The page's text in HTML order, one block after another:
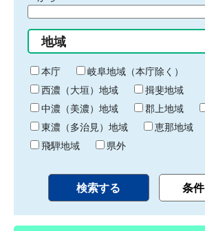
始
り
間
終
わ
り
地域
本庁
岐阜地域（本庁除く）
西濃（大垣）地域
揖斐地域
中濃（美濃）地域
郡上地域
東濃（多治見）地域
恵那地域
飛騨地域
県外